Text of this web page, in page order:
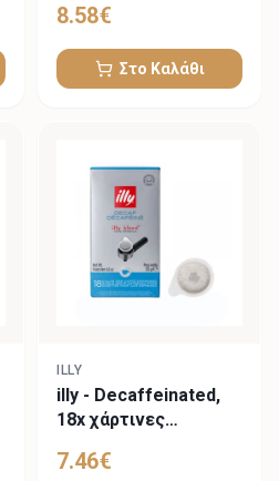
κάψουλες
8.58€
Στο Καλάθι
ILLY
illy - Decaffeinated,
18x χάρτινες
7.46€